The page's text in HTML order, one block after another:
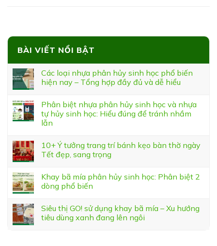
BÀI VIẾT NỔI BẬT
Các loại nhựa phân hủy sinh học phổ biến
hiện nay – Tổng hợp đầy đủ và dễ hiểu
Phân biệt nhựa phân hủy sinh học và nhựa
tự hủy sinh học: Hiểu đúng để tránh nhầm
lẫn
10+ Ý tưởng trang trí bánh kẹo bàn thờ ngày
Tết đẹp, sang trọng
Khay bã mía phân hủy sinh học: Phân biệt 2
dòng phổ biến
Siêu thị GO! sử dụng khay bã mía – Xu hướng
tiêu dùng xanh đang lên ngôi